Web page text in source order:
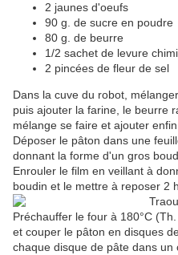
2 jaunes d'oeufs
90 g. de sucre en poudre
80 g. de beurre
1/2 sachet de levure
2 pincées de fleur de sel
Dans la cuve du robot,
puis ajouter la farine, le beurre
mélange se faire et ajouter
Déposer le pâton dans une
donnant la forme d'un gros
Enrouler le film en veillant à
boudin et le mettre à reposer 2
Préchauffer le four à 180°C
et couper le pâton en disques
chaque disque de pâte dans